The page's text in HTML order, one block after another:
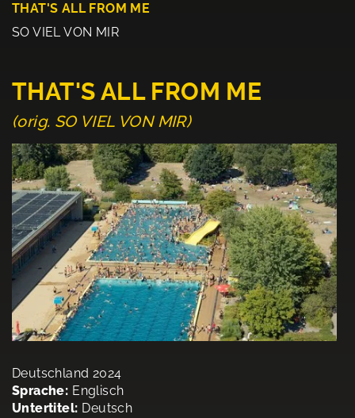
THAT'S ALL FROM ME
SO VIEL VON MIR
THAT'S ALL FROM ME
(orig. SO VIEL VON MIR)
Deutschland 2024
Sprache: Englisch
Untertitel: Deutsch